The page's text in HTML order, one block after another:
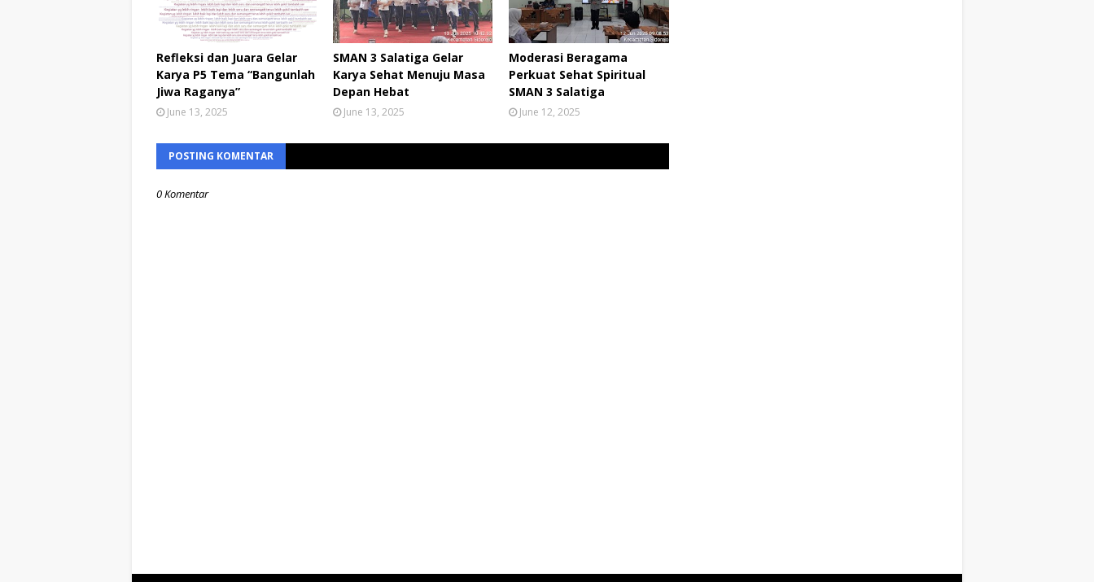
Refleksi dan Juara Gelar
Karya P5 Tema “Bangunlah
Jiwa Raganya”
June 13, 2025
SMAN 3 Salatiga Gelar
Karya Sehat Menuju Masa
Depan Hebat
June 13, 2025
Moderasi Beragama
Perkuat Sehat Spiritual
SMAN 3 Salatiga
June 12, 2025
POSTING KOMENTAR
0 Komentar